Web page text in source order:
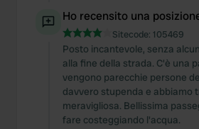
Ho recensito una
Sitecode: 105469
Posto incantevole, senza
alla fine della strada. C'è una
vengono parecchie persone
davvero stupenda e abbiamo
meravigliosa. Bellissima
fare costeggiando l'acqua.